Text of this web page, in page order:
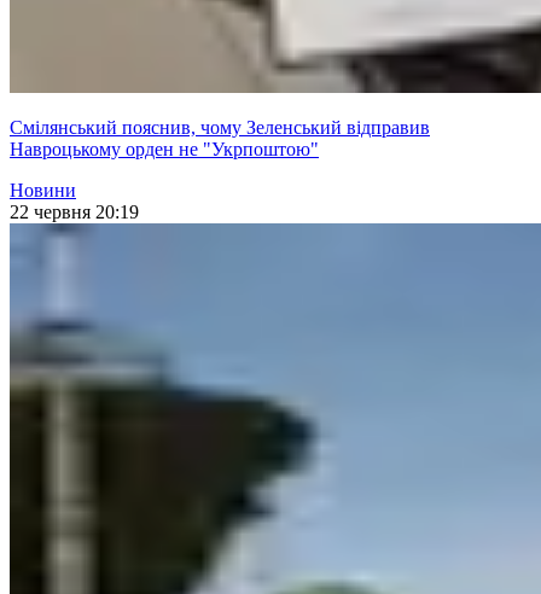
Смілянський пояснив, чому Зеленський відправив
Навроцькому орден не "Укрпоштою"
Новини
22 червня 20:19